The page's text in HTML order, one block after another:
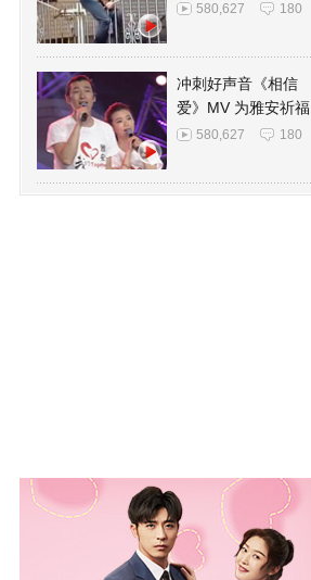
580,627 180
冲刺好声音《相信
爱》MV 为雅安祈福
580,627 180